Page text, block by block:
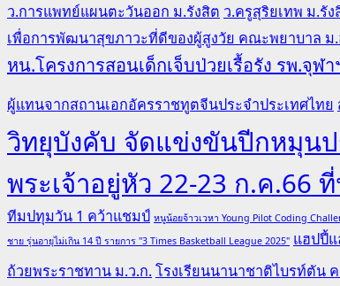
ว.การแพทย์แผนตะวันออก ม.รังสิต ว.ครูสุริยเทพ ม.รั
เพื่อการพัฒนาสุขภาวะที่ดีของผู้สูงวัย คณะพยาบาล ม
หน.โครงการสอนเด็กเจ็บป่วยเรื้อรัง รพ.จุฬ
ผู้แทนจากสถานเอกอัครราชทูตจีนประจำประเทศไทย
วิทยุบังคับ จัดแข่งขันปีกหมุน
พระเจ้าอยู่หัว 22-23 ก.ค.66
ทีมปทุมวัน 1 คว้าแชมป์ หนูน้อยจ้าวเวหา Young Pilot Coding
ชาย รุ่นอายุไม่เกิน 14 ปี รายการ "3 Times Basketball League 2025" แฮปปี้
ถ้วยพระราชทาน ม.ว.ก.โรงเรียนนานาชาติไบรท์ตัน